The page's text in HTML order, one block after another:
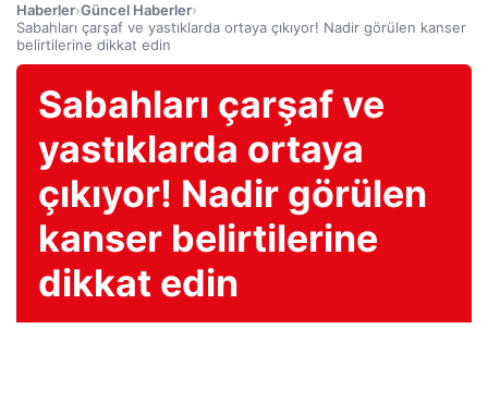
Haberler›Güncel Haberler›
Sabahları çarşaf ve yastıklarda ortaya çıkıyor! Nadir görülen kanser
belirtilerine dikkat edin
Sabahları çarşaf ve
yastıklarda ortaya
çıkıyor! Nadir görülen
kanser belirtilerine
dikkat edin